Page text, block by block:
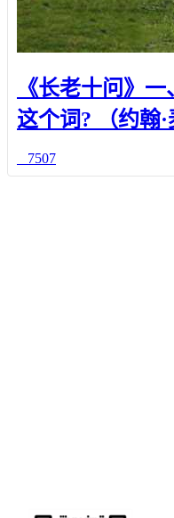
《长老十问》
这个词? （约翰·
7507